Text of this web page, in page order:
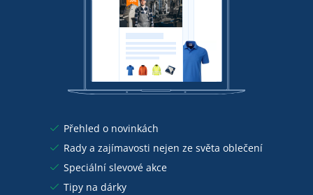
Přehled o novinkách
Rady a zajímavosti nejen ze světa oblečení
Speciální slevové akce
Tipy na dárky